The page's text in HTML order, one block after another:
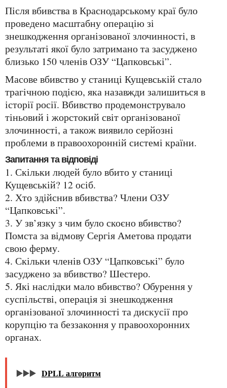
Після вбивства в Краснодарському краї було
проведено масштабну операцію зі
знешкодження організованої злочинності, в
результаті якої було затримано та засуджено
близько 150 членів ОЗУ “Цапковські”.
Масове вбивство у станиці Кущевській стало
трагічною подією, яка назавжди залишиться в
історії росії. Вбивство продемонструвало
тіньовий і жорстокий світ організованої
злочинності, а також виявило серйозні
проблеми в правоохоронній системі країни.
Запитання та відповіді
1. Скільки людей було вбито у станиці
Кущевській? 12 осіб.
2. Хто здійснив вбивства? Члени ОЗУ
“Цапковські”.
3. У зв’язку з чим було скоєно вбивство?
Помста за відмову Сергія Аметова продати
свою ферму.
4. Скільки членів ОЗУ “Цапковські” було
засуджено за вбивство? Шестеро.
5. Які наслідки мало вбивство? Обурення у
суспільстві, операція зі знешкодження
організованої злочинності та дискусії про
корупцію та беззаконня у правоохоронних
органах.
▶️▶️▶️ DPLL алгоритм